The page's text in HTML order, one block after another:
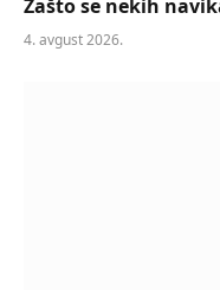
Zašto se nekih
4. avgust 2026.